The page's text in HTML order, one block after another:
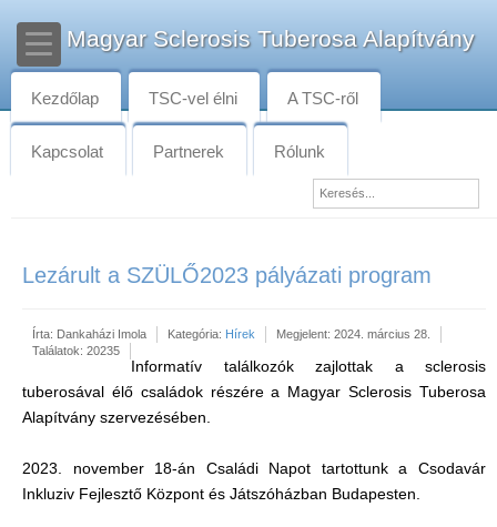
Magyar Sclerosis Tuberosa Alapítvány
Kezdőlap TSC-vel élni A TSC-ről
Kapcsolat Partnerek Rólunk
Lezárult a SZÜLŐ2023 pályázati program
Írta: Dankaházi Imola Kategória: Hírek
Megjelent: 2024. március 28.
Találatok: 20235
Informatív találkozók zajlottak a sclerosis
tuberosával élő családok részére a Magyar Sclerosis Tuberosa
Alapítvány szervezésében.
2023. november 18-án Családi Napot tartottunk a Csodavár
Inkluziv Fejlesztő Központ és Játszóházban Budapesten.